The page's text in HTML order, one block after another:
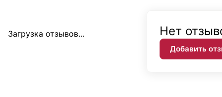
Загрузка отзывов... Нет
Добавить